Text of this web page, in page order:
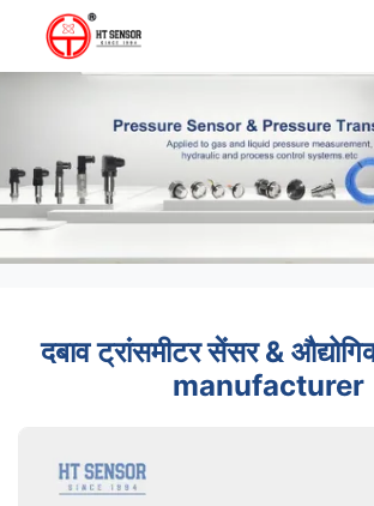
दबाव ट्रांसमीटर सेंसर &
manufacturer